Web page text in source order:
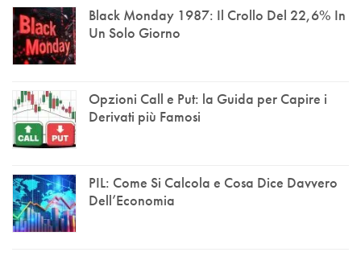
Black Monday 1987: Il Crollo Del 22,6% In
Un Solo Giorno
Opzioni Call e Put: la Guida per Capire i
Derivati più Famosi
PIL: Come Si Calcola e Cosa Dice Davvero
Dell’Economia